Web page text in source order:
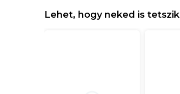
Lehet, hogy neked is tetszik